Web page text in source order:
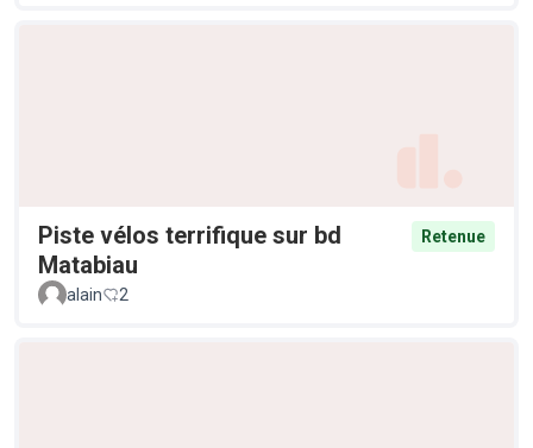
Piste vélos terrifique sur bd
Matabiau
Retenue
alain 2